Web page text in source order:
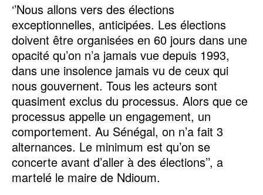
‘’Nous allons vers des élections
exceptionnelles, anticipées. Les élections
doivent être organisées en 60 jours dans une
opacité qu’on n’a jamais vue depuis 1993,
dans une insolence jamais vu de ceux qui
nous gouvernent. Tous les acteurs sont
quasiment exclus du processus. Alors que ce
processus appelle un engagement, un
comportement. Au Sénégal, on n’a fait 3
alternances. Le minimum est qu’on se
concerte avant d’aller à des élections’’, a
martelé le maire de Ndioum.